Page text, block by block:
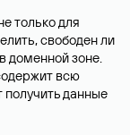
только для
свободен ли
доменной зоне.
всю
данные